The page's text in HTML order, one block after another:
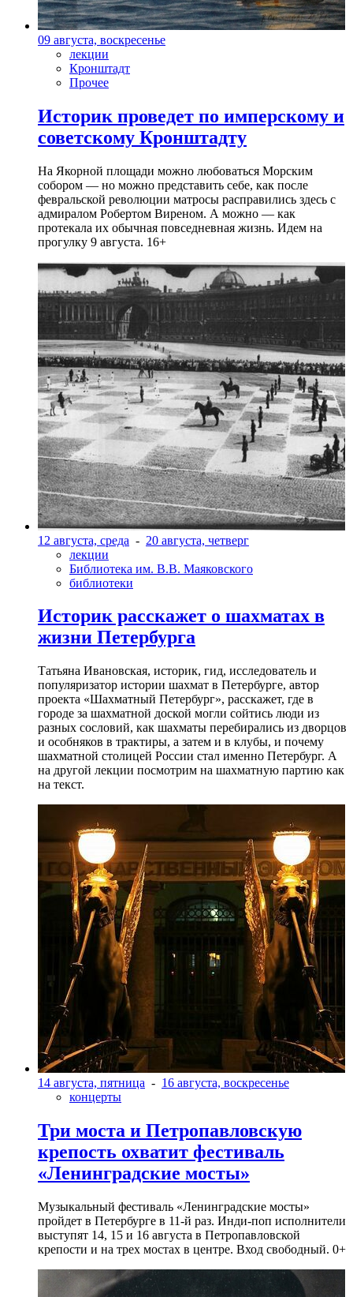
09 августа, воскресенье
лекции
Кронштадт
Прочее
Историк проведет по имперскому и
советскому Кронштадту
На Якорной площади можно любоваться Морским
собором — но можно представить себе, как после
февральской революции матросы расправились здесь с
адмиралом Робертом Виреном. А можно — как
протекала их обычная повседневная жизнь. Идем на
прогулку 9 августа. 16+
12 августа, среда - 20 августа, четверг
лекции
Библиотека им. В.В. Маяковского
библиотеки
Историк расскажет о шахматах в
жизни Петербурга
Татьяна Ивановская, историк, гид, исследователь и
популяризатор истории шахмат в Петербурге, автор
проекта «Шахматный Петербург», расскажет, где в
городе за шахматной доской могли сойтись люди из
разных сословий, как шахматы перебирались из дворцов
и особняков в трактиры, а затем и в клубы, и почему
шахматной столицей России стал именно Петербург. А
на другой лекции посмотрим на шахматную партию как
на текст.
14 августа, пятница - 16 августа, воскресенье
концерты
Три моста и Петропавловскую
крепость охватит фестиваль
«Ленинградские мосты»
Музыкальный фестиваль «Ленинградские мосты»
пройдет в Петербурге в 11-й раз. Инди-поп исполнители
выступят 14, 15 и 16 августа в Петропавловской
крепости и на трех мостах в центре. Вход свободный. 0+